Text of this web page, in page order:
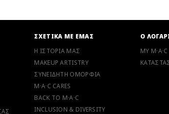
ΣΧΕΤΙΚΑ ΜΕ ΕΜΑΣ
Η ΙΣΤΟΡΙΑ ΜΑΣ
MAKEUP ARTISTRY
ΣΥΝΕΙΔΗΤΗ ΟΜΟΡΦΙΑ
M·A·C CARES
BACK TO M·A·C
INCLUSION & DIVERSITY
Ο
MY M·A·C